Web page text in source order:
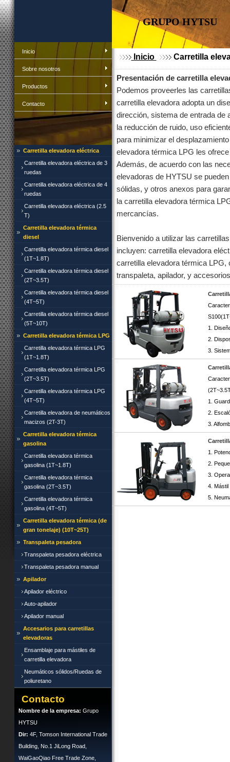
Inicio
Sobre nosotros
Productos
Contacto
Carretilla elevadora eléctrica
Carretilla elevadora eléctrica de 3
ruedas
Carretilla elevadora eléctrica de 4
ruedas
Carretilla elevadora eléctrica (2.5
T)
Carretilla elevadora térmica
diesel
Carretilla elevadora térmica diesel
(1T~1.8T)
Carretilla elevadora térmica diesel
(2T~3.5T)
Carretilla elevadora térmica diesel
(4T~5T)
Carretilla elevadora térmica diesel
(5T~10T)
Carretilla elevadora térmica LPG
Carretilla elevadora térmica LPG
(1T~1.8T)
Carretilla elevadora térmica LPG
(2T~3.5T)
Carretilla elevadora térmica LPG
(4T~5T)
Carretilla elevadora de neumáticos
macizos (2T-3T)
Carretilla elevadora térmica
gasolina
Carretilla elevadora térmica
gasolina (1T~1.8T)
Carretilla elevadora térmica
gasolina (2T~3.5T)
Carretilla elevadora térmica
gasolina (4T~5T)
Carretilla elevadora térmica (de
gran tonelaje) (10T~25T)
Transpaleta pesadora
Transpaleta pesadora eléctrica
Transpaleta pesadora manual
Apilador
Apilador eléctrico
Auto-apilador
Apilador manual
Accesarios para carretillas
elevadoras
Ensamblaje para mástiles de
carretilla elevadora
Neumáticos sólidos/Ruedas de
poliuretano
Contacto
Nombre de la empresa: Grupo
HYTSU
Dir: 4F, Tomson International Trade
Building, No.1 JiLong Road,
WaiGaoQiao Free Trade Zone,
GRUPO HYTSU
Inicio Carretilla
Presentación de carretilla
Podemos proveerles las
carretilla elevadora adopta un
dirección, sistema de entrada de
la reducción de ruido, uso
para minimizar el
elevadora térmica LPG les
Además, de acuerdo con las
elevadoras de HYTSU se
sólidas, y otros anexos para
la carretilla elevadora térmica
mercancías.
Bienvenido a utilizar las
incluyen: carretilla elevadora
carretilla elevadora térmica LPG,
transpaleta, apilador, y
1.
2.
3.
1.
2.
3.
1.
2.
3.
4. Mástil
5.